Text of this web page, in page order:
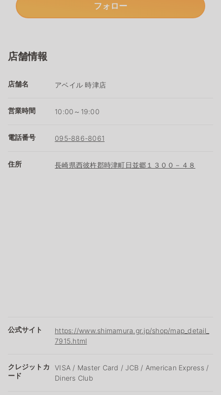
フォロー
店舗情報
店舗名 アベイル 時津店
営業時間 10:00～19:00
電話番号 095-886-8061
住所 長崎県西彼杵郡時津町日並郷１３００－４８
公式サイト
https://www.shimamura.gr.jp/shop/map_detail_
7915.html
クレジットカ
ード
VISA / Master Card / JCB / American Express /
Diners Club